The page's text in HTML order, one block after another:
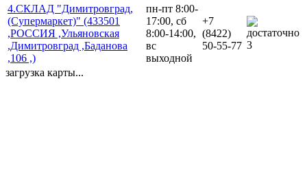
4.СКЛАД "Димитровград,
(Супермаркет)" (433501
,РОССИЯ ,Ульяновская
,Димитровград ,Баданова
,106 ,)
пн-пт 8:00-
17:00, сб
8:00-14:00,
вс
выходной
+7
(8422)
50-55-77 3
загрузка карты...